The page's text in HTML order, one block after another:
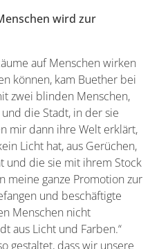
wird zur
auf Menschen wirken
können, kam Buether bei
zwei blinden Menschen,
die Stadt, in der sie
mir dann ihre Welt erklärt,
Licht hat, aus Gerüchen,
und die sie mit ihrem Stock
meine ganze Promotion zur
und beschäftigte
Menschen nicht
aus Licht und Farben.“
gestaltet, dass wir unsere